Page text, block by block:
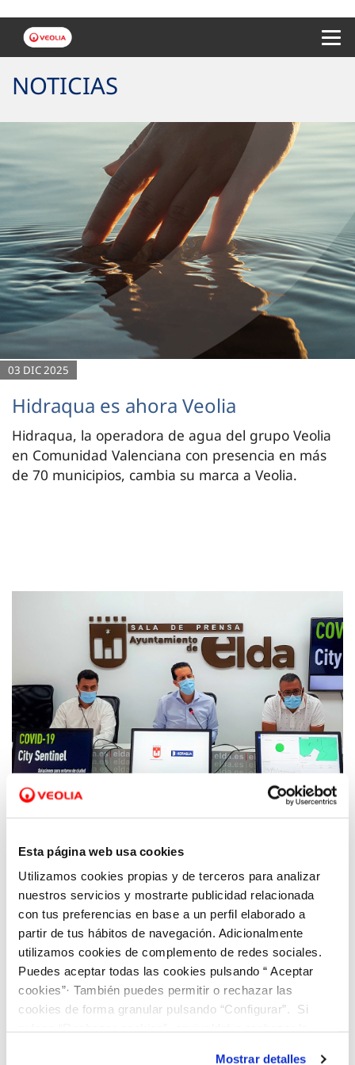
Esta página web usa cookies
Utilizamos cookies propias y de terceros para analizar
nuestros servicios y mostrarte publicidad relacionada
con tus preferencias en base a un perfil elaborado a
partir de tus hábitos de navegación. Adicionalmente
utilizamos cookies de complemento de redes sociales.
Puedes aceptar todas las cookies pulsando “ Aceptar
cookies”· También puedes permitir o rechazar las
cookies de forma granular pulsando “Configurar”. Si
Mostrar detalles
NOTICIAS
03 DIC 2025
Hidraqua es ahora Veolia
Hidraqua, la operadora de agua del grupo Veolia
en Comunidad Valenciana con presencia en más
de 70 municipios, cambia su marca a Veolia.
23 JUL 2020
que permite detectar la presencia de Covid-
19 en las aguas residuales de la ciudad